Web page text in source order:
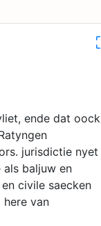
ende dat oock
jurisdictie nyet
baljuw en
civile saecken
van